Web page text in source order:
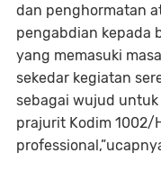
dan penghormatan
pengabdian kepada
yang memasuki
sekedar kegiatan
sebagai wujud
prajurit Kodim 1002/